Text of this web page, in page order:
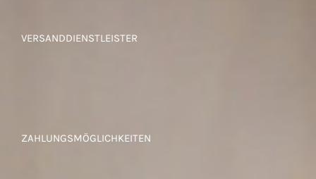
VERSANDDIENSTLEISTER
ZAHLUNGSMÖGLICHKEITEN